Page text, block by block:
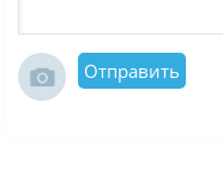
Отправить